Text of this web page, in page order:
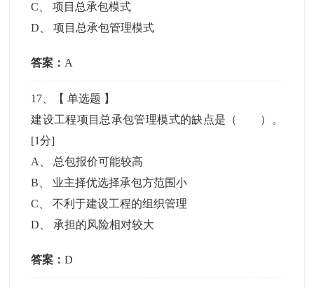
C 、项目总承包模式
D 、项目总承包管理模式
答案： A
17 、【单选题 】
建设工程项目总承包管理模式的缺点是（ ）。
[1分]
A
总包报价可能较高
B
业主择优选择承包方范围小
C 、不利于建设工程的组织管理
D
承担的风险相对较大
答案：D